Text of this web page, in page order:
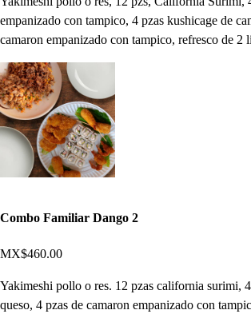
empanizado con tampico, 4 pzas kushicage de
camaron empanizado con tampico, refresco de 2
Combo Familiar Dango 2
MX$460.00
Yakimeshi pollo o res. 12 pzas california surimi,
queso, 4 pzas de camaron empanizado con